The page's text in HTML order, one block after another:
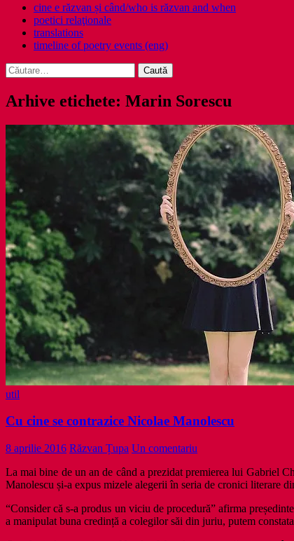
cine e răzvan și când/who is răzvan and when
poetici relaţionale
translations
timeline of poetry events (eng)
Caută
după:
Arhive etichete: Marin Sorescu
util
Cu cine se contrazice Nicolae Manolescu
8 aprilie 2016 Răzvan Țupa Un comentariu
La mai bine de un an de când a prezidat premierea lui Gabriel
Manolescu și-a expus mizele alegerii în seria de cronici literare
“Consider că s-a produs un viciu de procedură” afirma
a manipulat buna credință a colegilor săi din juriu, putem